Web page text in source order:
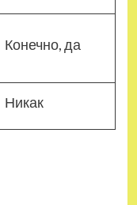
Конечно, да
Никак